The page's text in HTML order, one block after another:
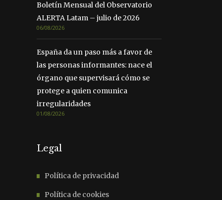
Boletín Mensual del Observatorio
ALERTA Latam – julio de 2026
06/08/2026
España da un paso más a favor de
las personas informantes: nace el
órgano que supervisará cómo se
protege a quien comunica
irregularidades
01/08/2026
Legal
Política de privacidad
Política de cookies